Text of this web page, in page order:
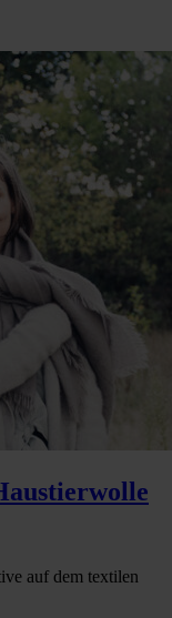
auf dem textilen